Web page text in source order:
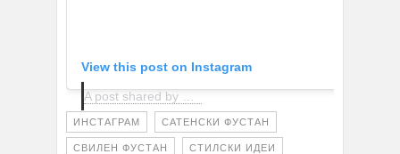
View this post on Instagram
ИНСТАГРАМ САТЕНСКИ ФУСТАН
СВИЛЕН ФУСТАН СТИЛСКИ ИДЕИ